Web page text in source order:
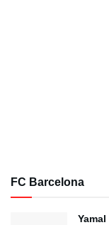
FC Barcelona